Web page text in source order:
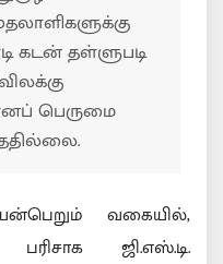
கடன் தள்ளுபடி
பெருமை
வகையில்,
ஜி.எஸ்.டி.